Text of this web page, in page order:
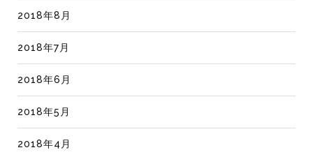
2018年8月
2018年7月
2018年6月
2018年5月
2018年4月